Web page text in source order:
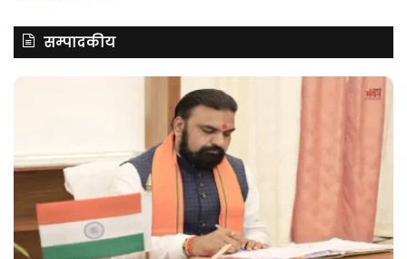
सम्पादकीय